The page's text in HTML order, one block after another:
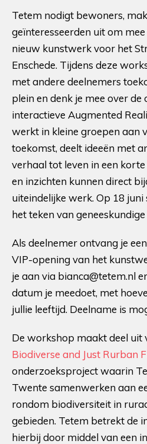
Tetem nodigt bewoners,
geïnteresseerden uit om
nieuw kunstwerk voor het
Enschede. Tijdens deze
met andere deelnemers
plein en denk je mee over
interactieve Augmented
werkt in kleine groepen aan
toekomst, deelt ideeën met
verhaal tot leven in een
en inzichten kunnen direct
uiteindelijke werk. Op 18
het teken van
Als deelnemer ontvang je
VIP-opening van het
je aan via bianca@tetem.nl
datum je meedoet, met
jullie leeftijd. Deelname is
De workshop maakt deel uit
Biodiverse and Just Rurban
onderzoeksproject waarin
Twente samenwerken aan
rondom biodiversiteit in
gebieden. Tetem betrekt de
hierbij door middel van een